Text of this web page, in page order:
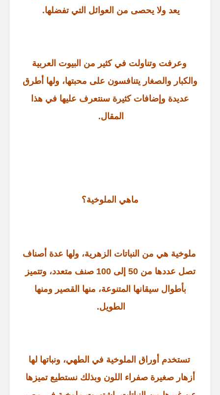
يعد ولا يحصى من العوائل التي تفضلها.
وعرفت وتناولت في كثير من البيوت العربية
والكبار والصغار يتنافسون على محبتها، ولها أطرق
عديدة وإضافات كثيرة سنتعرف عليها في هذا
المقال.
ماهي الملوخية؟
ملوخية هي من النباتات الزهرية، ولها عدة أصناف
تصل عددها من50 إلى100 صنف متعدد، وتتميز
بأطوال سيقانها المتنوعة، منها القصير ومنها
الطويل.
تستخدم أوراق الملوخية في الطهي، ونباتها لها
أزهار صغيرة صفراء اللون وبذلك نستطيع تميزها